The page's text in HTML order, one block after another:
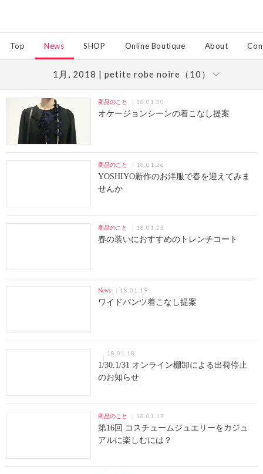
Top News SHOP Online Boutique About
1月, 2018 | petite robe noire（10）
商品のこと 18.01.30
オケージョンシーンの着こなし提案
商品のこと 18.01.26
YOSHIYO新作のお洋服で春を迎えてみま
せんか
商品のこと 18.01.23
春の装いにおすすめのトレンチコート
News 18.01.19
ワイドパンツ着こなし提案
18.01.18
1/30.1/31 オンライン棚卸による出荷停止
のお知らせ
商品のこと 18.01.17
第16回 コスチュームジュエリーをカジュ
アルに楽しむには？